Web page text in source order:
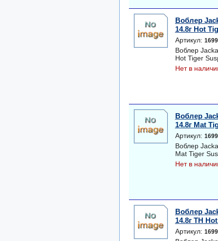
Воблер
14.8г Hot
Артикул:
Воблер
Hot Tiger
Нет в
Воблер
14.8г Mat
Артикул:
Воблер
Mat Tiger
Нет в
Воблер
14.8г TH
Артикул: